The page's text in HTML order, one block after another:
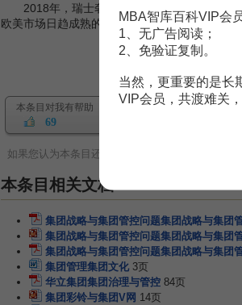
2018年，瑞士奢侈品牌企业历峰集团当地时
欧美市场日趋成熟的背景下，历峰将加快开拓
本条目对我有帮助
69
如果您认为本条目还有待完善，需要补充新内容或
本条目相关文档
集团战略与集团管控问题集团战略与集团
集团战略与集团管控问题集团战略与集团
集团战略与集团管控问题集团战略与集团
集团管理集团文化 3页
华立集团集团治理与管控 84页
集团彩铃与集团V网 14页
MBA智库百科VIP会
1、无广告阅读；
2、免验证复制。
当然，更重要的是长
VIP会员，共渡难关